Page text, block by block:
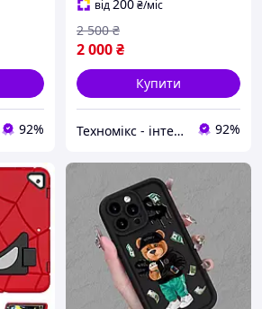
92%
12.9 6-го/5/4-го/3-го
покоління, Bluetooth
від200₴/міс
2 000₴
2 500 ₴
Купити
Техномікс - інтернет - магазин якісної техніки, електроніки та інших товарів для дому та роботи 92%